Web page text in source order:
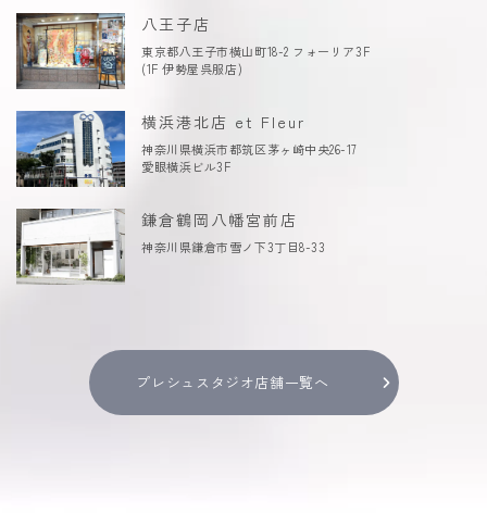
八王子店
東京都八王子市横山町18-2 フォーリア3F
(1F 伊勢屋呉服店)
横浜港北店 et Fleur
神奈川県横浜市都筑区茅ヶ崎中央26-17
愛眼横浜ビル3F
鎌倉鶴岡八幡宮前店
神奈川県鎌倉市雪ノ下3丁目8-33
プレシュスタジオ店舗一覧へ